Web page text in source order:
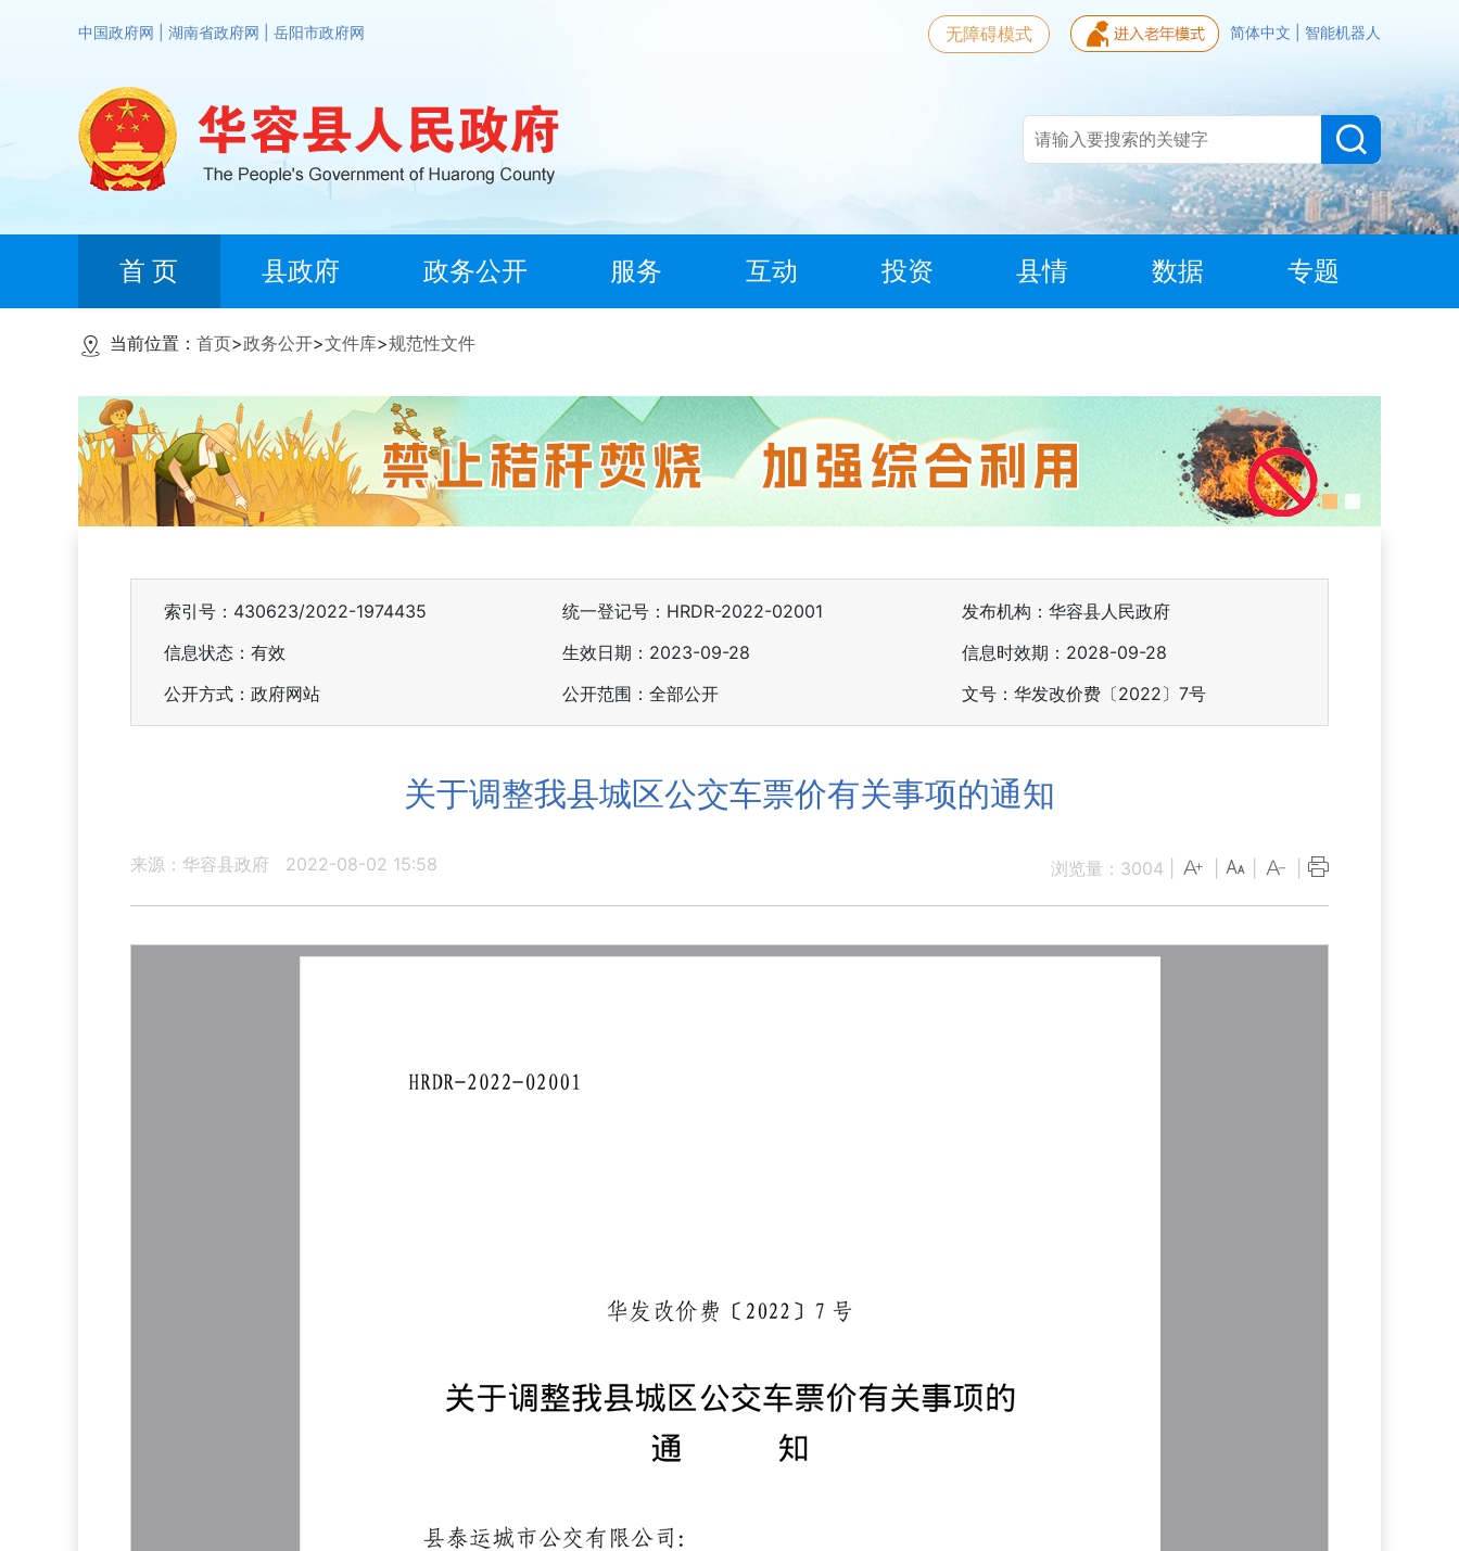
中国政府网 湖南省政府网 岳阳市政府网 简体中文 智能机器人
无障碍模式
首 页 县政府 政务公开 服务 互动 投资 县情 数据 专题
当前位置： 首页>政务公开>文件库>规范性文件
索引号：430623/2022-1974435 统一登记号：HRDR-2022-02001
发布机构：华容县人民政府
信息状态： 有效 生效日期：2023-09-28 信息时效期： 2028-09-28
公开方式：政府网站
公开范围：全部公开 文号：华发改价费〔2022〕7号
关于调整我县城区公交车票价有关事项的通知
来源：华容县政府 2022-08-02 15:58 浏览量： 3004